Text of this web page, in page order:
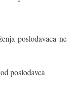
poslodavaca ne
poslodavca